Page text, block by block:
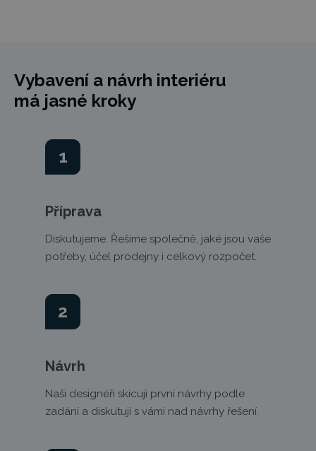
Vybavení a návrh interiéru
má jasné kroky
1
Příprava
Diskutujeme. Řešíme společně, jaké jsou vaše
potřeby, účel prodejny i celkový rozpočet.
2
Návrh
Naši designéři skicují první návrhy podle
zadání a diskutují s vámi nad návrhy řešení.